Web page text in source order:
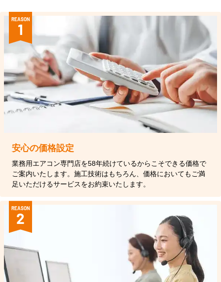
REASON
1
安心の価格設定
業務用エアコン専門店を58年続けているからこそできる価格で
ご案内いたします。施工技術はもちろん、価格においてもご満
足いただけるサービスをお約束いたします。
REASON
2